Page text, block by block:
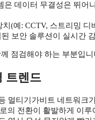
은 데이터 무결성은 뛰
(예: CCTV, 스트리밍
보안 솔루션이 실시간
점검해야 하는 부분입니
트렌드
멀티기가비트 네트워
전환이 활발하게 이루